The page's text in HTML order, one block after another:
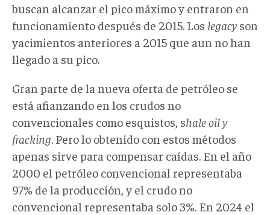
buscan alcanzar el pico máximo y entraron en
funcionamiento después de 2015. Los legacyson
yacimientos anteriores a 2015 que aun no han
llegado a su pico.
Gran parte de la nueva oferta de petróleo se
está afianzando en los crudos no
convencionales como esquistos, shale oil y
fracking. Pero lo obtenido con estos métodos
apenas sirve para compensar caídas. En el año
2000 el petróleo convencional representaba
97% de la producción, y el crudo no
convencional representaba solo 3%. En 2024 el